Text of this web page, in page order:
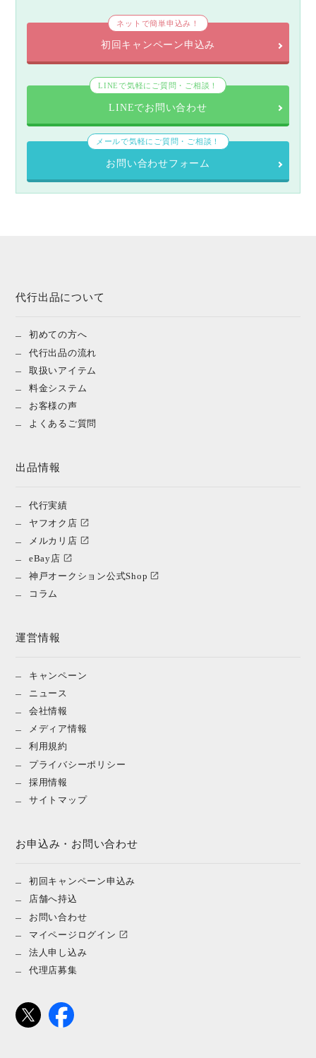
ネットで簡単申込み！
初回キャンペーン申込み
LINEで気軽にご質問・ご相談！
LINEでお問い合わせ
メールで気軽にご質問・ご相談！
お問い合わせフォーム
代行出品について
初めての方へ
代行出品の流れ
取扱いアイテム
料金システム
お客様の声
よくあるご質問
出品情報
代行実績
ヤフオク店
メルカリ店
eBay店
神戸オークション公式Shop
コラム
運営情報
キャンペーン
ニュース
会社情報
メディア情報
利用規約
プライバシーポリシー
採用情報
サイトマップ
お申込み・お問い合わせ
初回キャンペーン申込み
店舗へ持込
お問い合わせ
マイページログイン
法人申し込み
代理店募集